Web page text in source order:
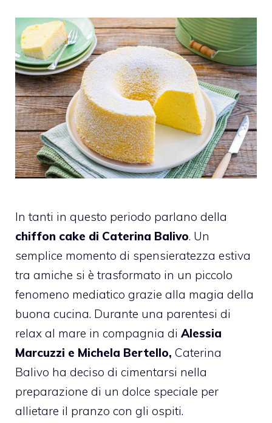
In tanti in questo periodo parlano della
chiffon cake di Caterina Balivo. Un
semplice momento di spensieratezza estiva
tra amiche si è trasformato in un piccolo
fenomeno mediatico grazie alla magia della
buona cucina. Durante una parentesi di
relax al mare in compagnia di Alessia
Marcuzzi e Michela Bertello, Caterina
Balivo ha deciso di cimentarsi nella
preparazione di un dolce speciale per
allietare il pranzo con gli ospiti.